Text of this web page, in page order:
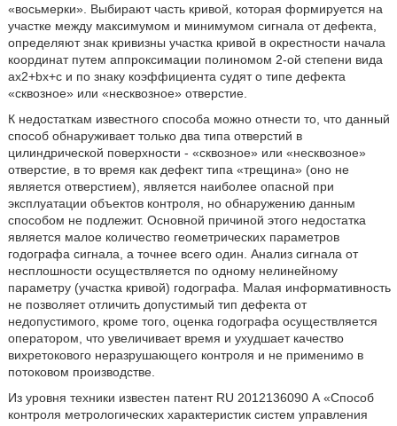
«восьмерки». Выбирают часть кривой, которая формируется на
участке между максимумом и минимумом сигнала от дефекта,
определяют знак кривизны участка кривой в окрестности начала
координат путем аппроксимации полиномом 2-ой степени вида
ах2+bx+с и по знаку коэффициента судят о типе дефекта
«сквозное» или «несквозное» отверстие.
К недостаткам известного способа можно отнести то, что данный
способ обнаруживает только два типа отверстий в
цилиндрической поверхности - «сквозное» или «несквозное»
отверстие, в то время как дефект типа «трещина» (оно не
является отверстием), является наиболее опасной при
эксплуатации объектов контроля, но обнаружению данным
способом не подлежит. Основной причиной этого недостатка
является малое количество геометрических параметров
годографа сигнала, а точнее всего один. Анализ сигнала от
несплошности осуществляется по одному нелинейному
параметру (участка кривой) годографа. Малая информативность
не позволяет отличить допустимый тип дефекта от
недопустимого, кроме того, оценка годографа осуществляется
оператором, что увеличивает время и ухудшает качество
вихретокового неразрушающего контроля и не применимо в
потоковом производстве.
Из уровня техники известен патент RU 2012136090 А «Способ
контроля метрологических характеристик систем управления